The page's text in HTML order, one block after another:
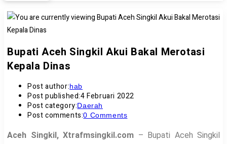
Bupati Aceh Singkil Akui Bakal Merotasi
Kepala Dinas
Post author:hab
Post published:4 Februari 2022
Post category:Daerah
Post comments:0 Comments
Aceh Singkil, Xtrafmsingkil.com – Bupati Aceh Singkil